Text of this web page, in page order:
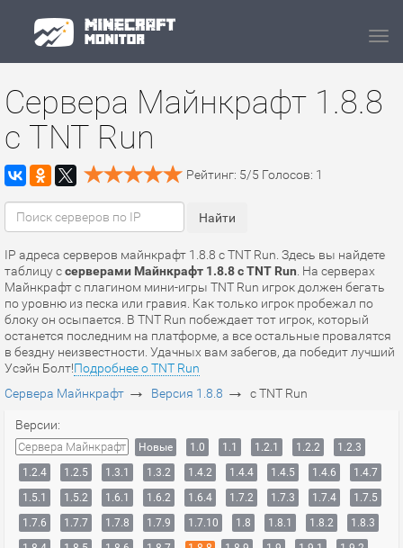
Сервера Майнкрафт 1.8.8
с TNT Run
Рейтинг: 5/5 Голосов: 1
IP адреса серверов майнкрафт 1.8.8 с TNT Run. Здесь вы найдете
таблицу ссерверами Майнкрафт 1.8.8 с TNT Run . На серверах
Майнкрафт c плагином мини-игры TNT Run игрок должен бегать
по уровню из песка или гравия. Как только игрок пробежал по
блоку он осыпается. В TNT Run побеждает тот игрок, который
останется последним на платформе, а все остальные провалятся
в бездну неизвестности. Удачных вам забегов, да победит лучший
Усэйн Болт!Подробнее о TNT Run
Сервера Майнкрафт → Версия 1.8.8 → с TNT Run
Версии:
Сервера Майнкрафт Новые 1.0 1.1 1.2.1 1.2.2
1.2.3
1.2.4
1.2.5 1.3.1 1.3.2 1.4.2 1.4.4 1.4.5 1.4.6
1.4.7
1.5.1
1.5.2 1.6.1 1.6.2 1.6.4 1.7.2 1.7.3 1.7.4
1.7.5
1.7.6
1.7.7 1.7.8 1.7.9 1.7.10 1.8 1.8.1 1.8.2
1.8.3